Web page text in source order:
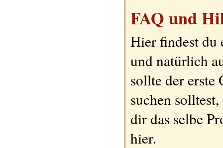
FAQ und
Hier findest du
und natürlich
sollte der erste
suchen
dir das selbe
hier.